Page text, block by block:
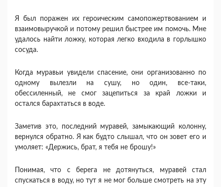
Я был поражен их героическим самопожертвованием и
взаимовыручкой и потому решил быстрее им помочь. Мне
удалось найти ложку, которая легко входила в горлышко
сосуда.
Когда муравьи увидели спасение, они организованно по
одному вылезли на сушу, но один, все-таки,
обессиленный, не смог зацепиться за край ложки и
остался барахтаться в воде.
Заметив это, последний муравей, замыкающий колонну,
вернулся обратно. Я как будто слышал, что он зовет его и
умоляет: «Держись, брат, я тебя не брошу!»
Понимая, что с берега не дотянуться, муравей стал
спускаться в воду, но тут я не мог больше смотреть на эту